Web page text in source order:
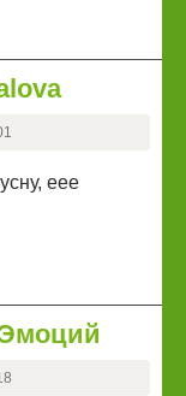
еее